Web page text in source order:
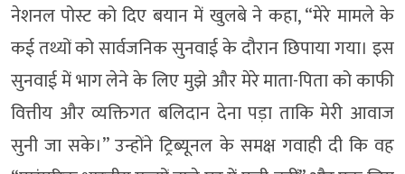
नेशनल पोस्ट को दिए बयान में खुलबे ने कहा, “मेरे मामले के
कई तथ्यों को सार्वजनिक सुनवाई के दौरान छिपाया गया। इस
सुनवाई में भाग लेने के लिए मुझे और मेरे माता-पिता को काफी
वित्तीय और व्यक्तिगत बलिदान देना पड़ा ताकि मेरी आवाज
सुनी जा सके।” उन्होंने ट्रिब्यूनल के समक्ष गवाही दी कि वह